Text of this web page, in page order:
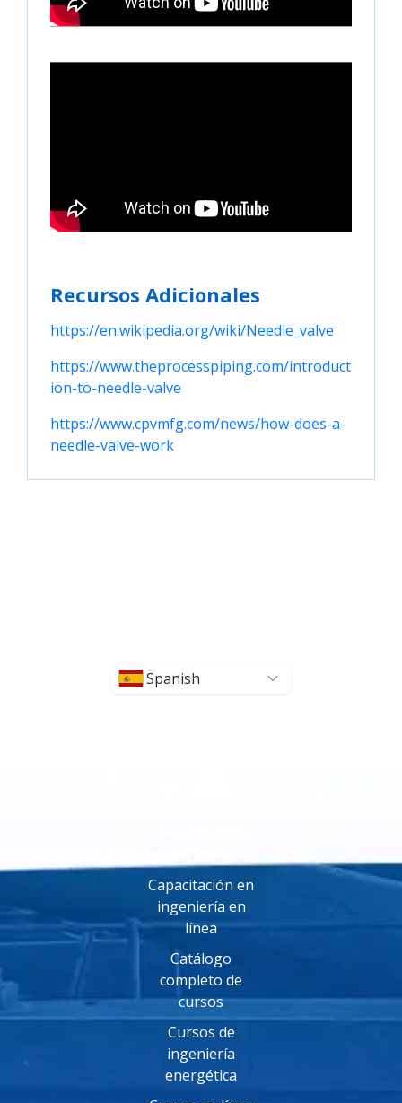
Recursos Adicionales
https://en.wikipedia.org/wiki/Needle_valve
https://www.theprocesspiping.com/introduct
ion-to-needle-valve
https://www.cpvmfg.com/news/how-does-a-
needle-valve-work
Spanish
Capacitación en
ingeniería en
línea
Catálogo
completo de
cursos
Cursos de
ingeniería
energética